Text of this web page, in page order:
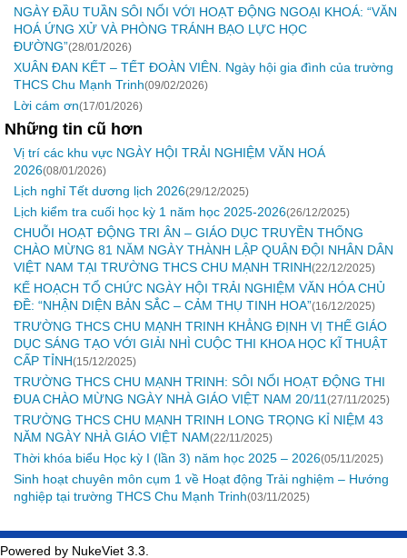
NGÀY ĐẦU TUẦN SÔI NỔI VỚI HOẠT ĐỘNG NGOẠI KHOÁ: “VĂN
HOÁ ỨNG XỬ VÀ PHÒNG TRÁNH BẠO LỰC HỌC
ĐƯỜNG”(28/01/2026)
XUÂN ĐAN KẾT – TẾT ĐOÀN VIÊN. Ngày hội gia đình của trường
THCS Chu Mạnh Trinh(09/02/2026)
Lời cám ơn(17/01/2026)
Những tin cũ hơn
Vị trí các khu vực NGÀY HỘI TRẢI NGHIỆM VĂN HOÁ
2026(08/01/2026)
Lịch nghỉ Tết dương lịch 2026(29/12/2025)
Lịch kiểm tra cuối học kỳ 1 năm học 2025-2026(26/12/2025)
CHUỖI HOẠT ĐỘNG TRI ÂN – GIÁO DỤC TRUYỀN THỐNG
CHÀO MỪNG 81 NĂM NGÀY THÀNH LẬP QUÂN ĐỘI NHÂN DÂN
VIỆT NAM TẠI TRƯỜNG THCS CHU MẠNH TRINH(22/12/2025)
KẾ HOẠCH TỔ CHỨC NGÀY HỘI TRẢI NGHIỆM VĂN HÓA CHỦ
ĐỀ: “NHẬN DIỆN BẢN SẮC – CẢM THỤ TINH HOA”(16/12/2025)
TRƯỜNG THCS CHU MẠNH TRINH KHẲNG ĐỊNH VỊ THẾ GIÁO
DỤC SÁNG TẠO VỚI GIẢI NHÌ CUỘC THI KHOA HỌC KĨ THUẬT
CẤP TỈNH(15/12/2025)
TRƯỜNG THCS CHU MẠNH TRINH: SÔI NỔI HOẠT ĐỘNG THI
ĐUA CHÀO MỪNG NGÀY NHÀ GIÁO VIỆT NAM 20/11 (27/11/2025)
TRƯỜNG THCS CHU MẠNH TRINH LONG TRỌNG KỈ NIỆM 43
NĂM NGÀY NHÀ GIÁO VIỆT NAM(22/11/2025)
Thời khóa biểu Học kỳ I (lần 3) năm học 2025 – 2026(05/11/2025)
Sinh hoạt chuyên môn cụm 1 về Hoạt động Trải nghiệm – Hướng
nghiệp tại trường THCS Chu Mạnh Trinh(03/11/2025)
Powered by NukeViet 3.3.